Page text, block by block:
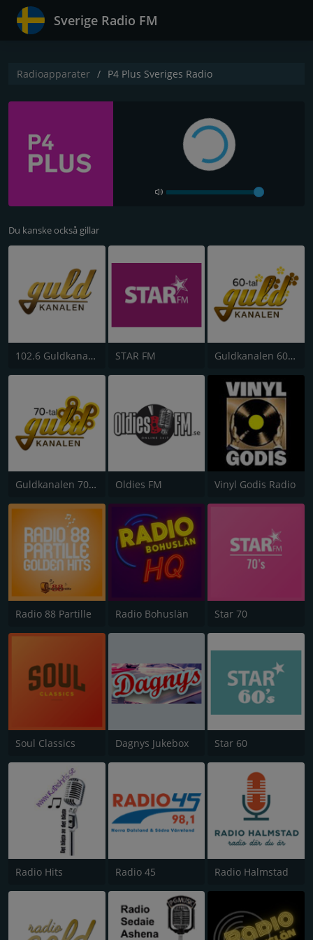
Sverige Radio FM
Radioapparater P4 Plus Sveriges Radio
Du kanske också gillar
102.6 Guldkanalen STAR FM Guldkanalen 60-tal
Guldkanalen 70-tal Oldies FM Vinyl Godis Radio
Radio 88 Partille Radio Bohuslän Star 70
Soul Classics Dagnys Jukebox Star 60
Radio Hits Radio 45 Radio Halmstad